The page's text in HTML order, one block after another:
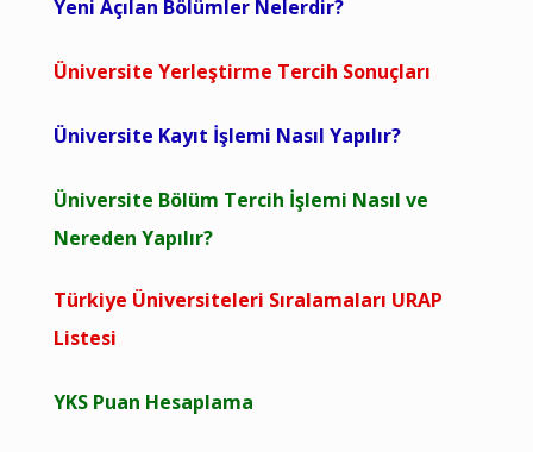
Yeni Açılan Bölümler Nelerdir?
Üniversite Yerleştirme Tercih Sonuçları
Üniversite Kayıt İşlemi Nasıl Yapılır?
Üniversite Bölüm Tercih İşlemi Nasıl ve
Nereden Yapılır?
Türkiye Üniversiteleri Sıralamaları URAP
Listesi
YKS Puan Hesaplama